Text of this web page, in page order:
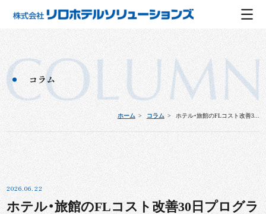
コラム
ホーム コラム ホテル・旅館のFLコスト改善3...
2026.06.22
ホテル・旅館のFLコスト改善30日プログラ